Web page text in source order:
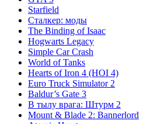
Starfield
Сталкер: моды
The Binding of Isaac
Hogwarts Legacy
Simple Car Crash
World of Tanks
Hearts of Iron 4 (HOI 4)
Euro Truck Simulator 2
Baldur’s Gate 3
В тылу врага: Штурм 2
Mount & Blade 2: Bannerlord